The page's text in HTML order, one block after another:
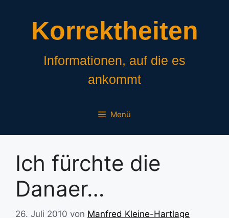
Korrektheiten
Informationen, auf die es
ankommt
Menü
Ich fürchte die
Danaer…
26. Juli 2010 von Manfred Kleine-Hartlage